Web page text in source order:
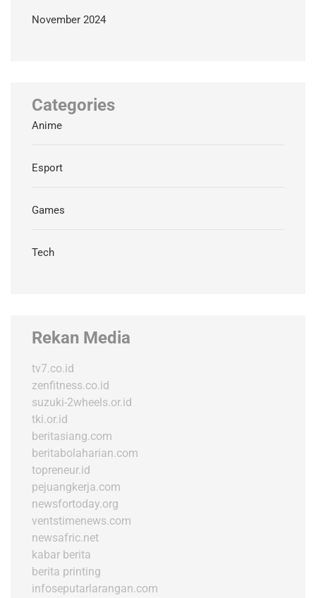
November 2024
Categories
Anime
Esport
Games
Tech
Rekan Media
tv7.co.id
zenfitness.co.id
suzuki-2wheels.or.id
tki.or.id
beritasiang.com
beritabolaharian.com
topreneur.id
pejuangkerja.com
newsfortoday.org
ventstimenews.com
newsafric.net
kabar berita
berita printing
infoseputarlarangan.com